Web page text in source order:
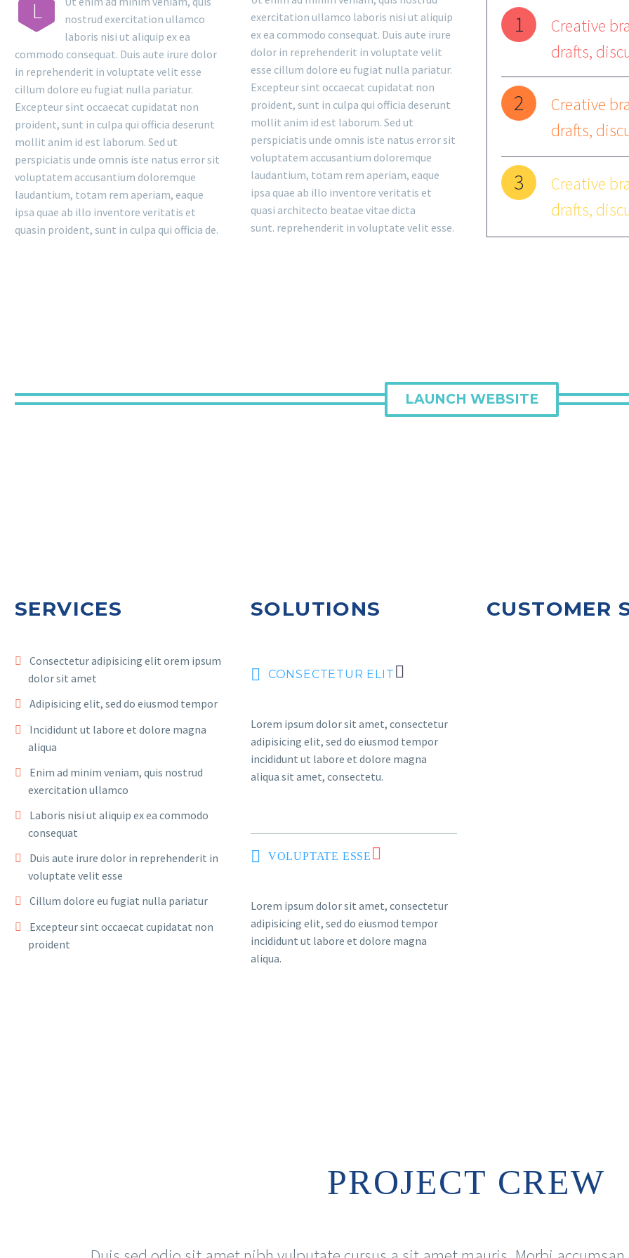
L
nostrud exercitation ullamco
laboris nisi ut aliquip ex ea
commodo consequat. Duis aute irure dolor
in reprehenderit in voluptate velit esse
cillum dolore eu fugiat nulla pariatur.
Excepteur sint occaecat cupidatat non
proident, sunt in culpa qui officia deserunt
mollit anim id est laborum. Sed ut
perspiciatis unde omnis iste natus error sit
voluptatem accusantium doloremque
laudantium, totam rem aperiam, eaque
ipsa quae ab illo inventore veritatis et
quasin proident, sunt in culpa qui officia de.
exercitation ullamco laboris nisi ut aliquip
ex ea commodo consequat. Duis aute irure
dolor in reprehenderit in voluptate velit
esse cillum dolore eu fugiat nulla pariatur.
Excepteur sint occaecat cupidatat non
proident, sunt in culpa qui officia deserunt
mollit anim id est laborum. Sed ut
perspiciatis unde omnis iste natus error sit
voluptatem accusantium doloremque
laudantium, totam rem aperiam, eaque
ipsa quae ab illo inventore veritatis et
quasi architecto beatae vitae dicta
sunt. reprehenderit in voluptate velit esse.
1
Creative
drafts,
2
Creative
drafts,
3
Creative
drafts,
LAUNCH WEBSITE
SERVICES
Consectetur adipisicing elit orem ipsum
dolor sit amet
Adipisicing elit, sed do eiusmod tempor
Incididunt ut labore et dolore magna
aliqua
Enim ad minim veniam, quis nostrud
exercitation ullamco
Laboris nisi ut aliquip ex ea commodo
consequat
Duis aute irure dolor in reprehenderit in
voluptate velit esse
Cillum dolore eu fugiat nulla pariatur
Excepteur sint occaecat cupidatat non
proident
SOLUTIONS
CONSECTETUR ELIT
Lorem ipsum dolor sit amet, consectetur
adipisicing elit, sed do eiusmod tempor
incididunt ut labore et dolore magna
aliqua sit amet, consectetu.
VOLUPTATE ESSE
Lorem ipsum dolor sit amet, consectetur
adipisicing elit, sed do eiusmod tempor
incididunt ut labore et dolore magna
aliqua.
CUSTOMER
PROJECT CREW